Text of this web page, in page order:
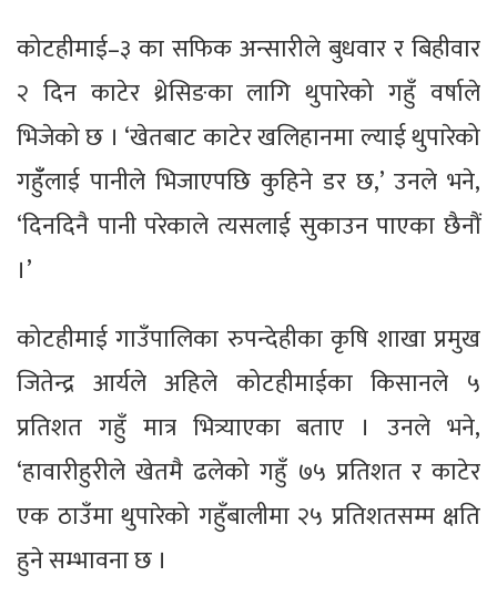
कोटहीमाई–३ का सफिक अन्सारीले बुधवार र बिहीवार
२ दिन काटेर थ्रेसिङका लागि थुपारेको गहुँ वर्षाले
भिजेको छ । ‘खेतबाट काटेर खलिहानमा ल्याई थुपारेको
गहुँँलाई पानीले भिजाएपछि कुहिने डर छ,’ उनले भने,
‘दिनदिनै पानी परेकाले त्यसलाई सुकाउन पाएका छैनौं
।’
कोटहीमाई गाउँपालिका रुपन्देहीका कृषि शाखा प्रमुख
जितेन्द्र आर्यले अहिले कोटहीमाईका किसानले ५
प्रतिशत गहुँ मात्र भित्र्याएका बताए । उनले भने,
‘हावारीहुरीले खेतमै ढलेको गहुँ ७५ प्रतिशत र काटेर
एक ठाउँमा थुपारेको गहुँबालीमा २५ प्रतिशतसम्म क्षति
हुने सम्भावना छ ।